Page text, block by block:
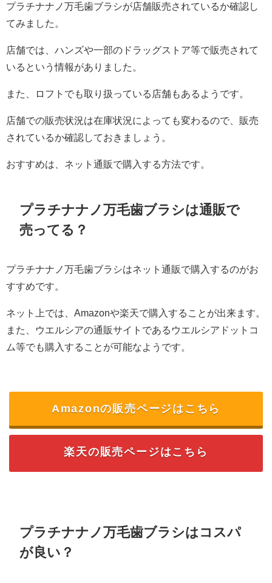
プラチナナノ万毛歯ブラシが店舗販売されているか確認し
てみました。
店舗では、ハンズや一部のドラッグストア等で販売されて
いるという情報がありました。
また、ロフトでも取り扱っている店舗もあるようです。
店舗での販売状況は在庫状況によっても変わるので、販売
されているか確認しておきましょう。
おすすめは、ネット通販で購入する方法です。
プラチナナノ万毛歯ブラシは通販で
売ってる？
プラチナナノ万毛歯ブラシはネット通販で購入するのがお
すすめです。
ネット上では、Amazonや楽天で購入することが出来ます。
また、ウエルシアの通販サイトであるウエルシアドットコ
ム等でも購入することが可能なようです。
Amazonの販売ページはこちら
楽天の販売ページはこちら
プラチナナノ万毛歯ブラシはコスパ
が良い？